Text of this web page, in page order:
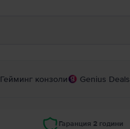
Гейминг конзоли Genius Deals
Гаранция 2 години